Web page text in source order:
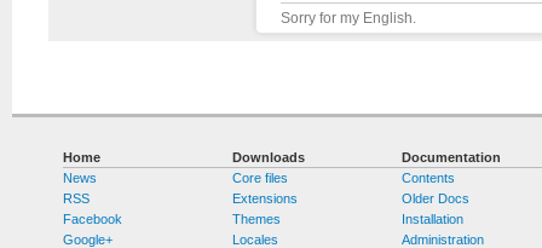
Sorry for my English.
Home
News
RSS
Facebook
Google+
Downloads
Core files
Extensions
Themes
Locales
Documentation
Contents
Older Docs
Installation
Administration